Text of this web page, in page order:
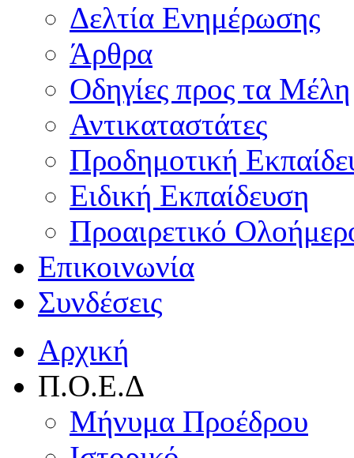
Δελτία Ενημέρωσης
Άρθρα
Οδηγίες προς τα Μέλη
Αντικαταστάτες
Προδημοτική
Ειδική Εκπαίδευση
Προαιρετικό
Επικοινωνία
Συνδέσεις
Αρχική
Π.Ο.Ε.Δ
Μήνυμα Προέδρου